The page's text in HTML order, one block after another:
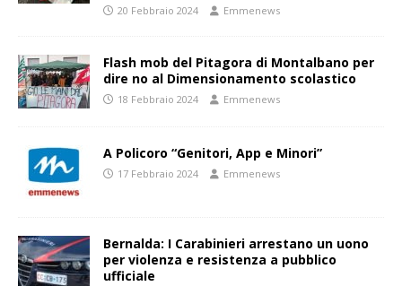
20 Febbraio 2024 Emmenews
Flash mob del Pitagora di Montalbano per
dire no al Dimensionamento scolastico
18 Febbraio 2024 Emmenews
A Policoro “Genitori, App e Minori”
17 Febbraio 2024 Emmenews
Bernalda: I Carabinieri arrestano un uono
per violenza e resistenza a pubblico
ufficiale